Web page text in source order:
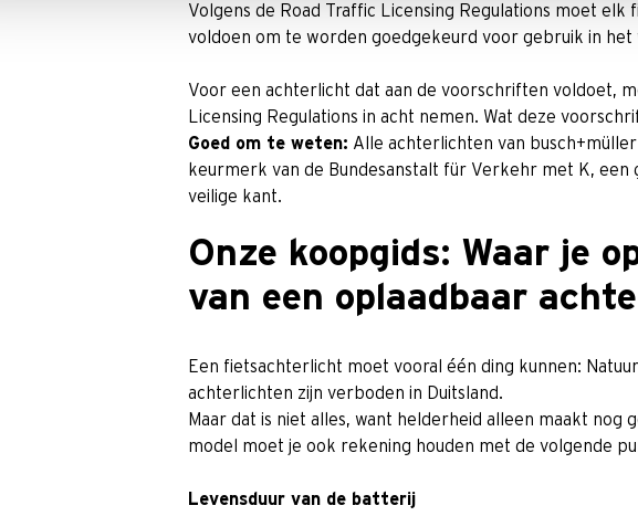
Volgens de Road Traffic Licensing Regulations moet
voldoen om te worden goedgekeurd voor gebruik in het
Voor een achterlicht dat aan de voorschriften voldoet,
Licensing Regulations in acht nemen. Wat deze
Goed om te weten: Alle achterlichten van
keurmerk van de Bundesanstalt für Verkehr met K, een
veilige kant.
Onze koopgids: Waar je
van een oplaadbaar
Een fietsachterlicht moet vooral één ding kunnen:
achterlichten zijn verboden in Duitsland.
Maar dat is niet alles, want helderheid alleen maakt
model moet je ook rekening houden met de volgende
Levensduur van de batterij